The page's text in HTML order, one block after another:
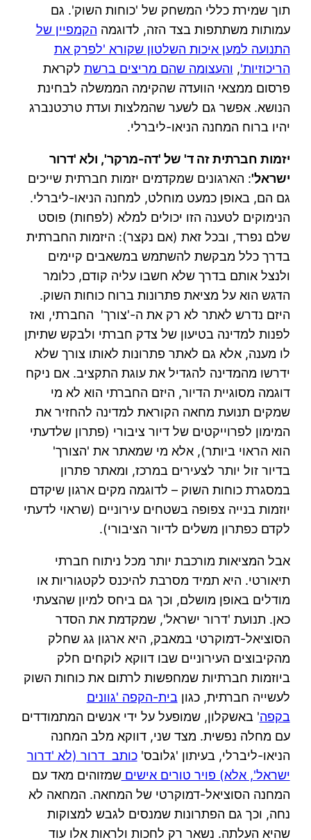
תוך שמירת כללי המשחק של 'כוחות השוק'. גם
עמותות משתתפות בצד הזה, לדוגמה הקמפיין של
התנועה למען איכות השלטון שקורא 'לפרק את
הריכוזיות', והעצומה שהם מריצים ברשת לקראת
פרסום ממצאי הוועדה שהקימה הממשלה לבחינת
הנושא. אפשר גם לשער שהמלצות ועדת טרכטנברג
יהיו ברוח המחנה הניאו-ליברלי.
יזמות חברתית זה ד' של 'דה-מרקר', ולא 'דרור
ישראל': הארגונים שמקדמים יזמות חברתית שייכים
גם הם, באופן כמעט מוחלט, למחנה הניאו-ליברלי.
הנימוקים לטענה הזו יכולים למלא (לפחות) פוסט
שלם נפרד, ובכל זאת (אם נקצר): היזמות החברתית
בדרך כלל מבקשת להשתמש במשאבים קיימים
ולנצל אותם בדרך שלא חשבו עליה קודם, כלומר
הדגש הוא על מציאת פתרונות ברוח כוחות השוק.
היזם נדרש לאתר לא רק את ה-'צורך' החברתי, ואז
לפנות למדינה בטיעון של צדק חברתי ולבקש שתיתן
לו מענה, אלא גם לאתר פתרונות לאותו צורך שלא
ידרשו מהמדינה להגדיל את עוגת התקציב. אם ניקח
דוגמה מסוגיית הדיור, היזם החברתי הוא לא מי
שמקים תנועת מחאה הקוראת למדינה להחזיר את
המימון לפרוייקטים של דיור ציבורי (פתרון שלדעתי
הוא הראוי ביותר), אלא מי שמאתר את 'הצורך'
בדיור זול יותר לצעירים במרכז, ומאתר פתרון
במסגרת כוחות השוק – לדוגמה מקים ארגון שיקדם
יוזמות בנייה צפופה בשטחים עירוניים (שראוי לדעתי
לקדם כפתרון משלים לדיור הציבורי).
אבל המציאות מורכבת יותר מכל ניתוח חברתי
תיאורטי. היא תמיד מסרבת להיכנס לקטגוריות או
מודלים באופן מושלם, וכך גם ביחס למיון שהצעתי
כאן. תנועת 'דרור ישראל', שמקדמת את הסדר
הסוציאל-דמוקרטי במאבק, היא ארגון גג שחלק
מהקיבוצים העירוניים שבו דווקא לוקחים חלק
ביוזמות חברתיות שמחפשות לרתום את כוחות השוק
לעשייה חברתית, כגון בית-הקפה 'גוונים
בקפה' באשקלון, שמופעל על ידי אנשים המתמודדים
עם מחלה נפשית. מצד שני, דווקא מלב המחנה
הניאו-ליברלי, בעיתון 'גלובס'כותב דרור (לא 'דרור
ישראל', אלא) פויר טורים אישיםשמזוהים מאד עם
המחנה הסוציאל-דמוקרטי של המחאה. המחאה לא
נחה, וכך גם הפתרונות שמנסים לגבש למצוקות
שהיא העלתה. נשאר רק לחכות ולראות אלו עוד